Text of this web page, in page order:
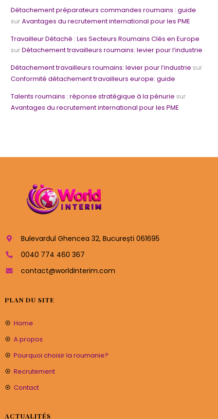
Détachement préparateurs commandes roumains : guide
surAvantages du recrutement international pour les PME
Travailleur Détaché : Les Secteurs Roumains Clés en Europe
surDétachement travailleurs roumains: levier pour l’industrie
Détachement travailleurs roumains: levier pour l’industrie sur
Conformité détachement travailleurs europe: guide
Talents roumains : réponse stratégique à la pénurie sur
Avantages du recrutement international pour les PME
Bulevardul Ghencea 32, București 061695
0040 774 460 367
contact@worldinterim.com
PLAN DU SITE
Home
A propos
Pourquoi choisir la roumanie?
Recrutement
Contact
ACTUALITÉS